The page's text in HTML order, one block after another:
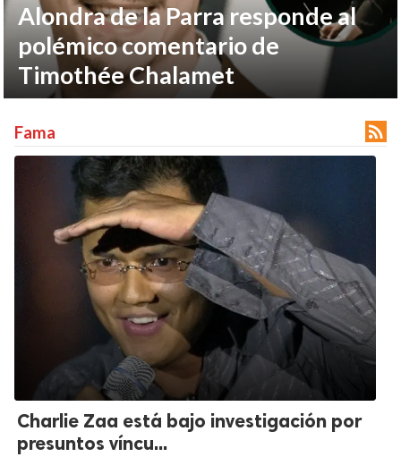
Alondra de la Parra responde al
polémico comentario de
Timothée Chalamet
Fama 
Charlie Zaa está bajo investigación por
presuntos víncu...